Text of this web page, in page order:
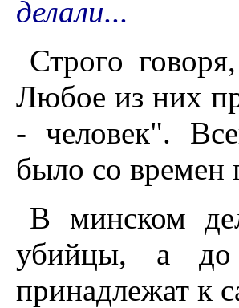
делали...
Строго
Любое из них
- человек".
было со времен
В минском
убийцы, а до
принадлежат к